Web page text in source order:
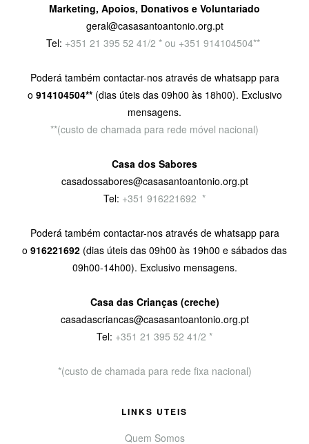
Marketing, Apoios, Donativos e Voluntariado
geral@casasantoantonio.org.pt
Tel: +351 21 395 52 41/2 * ou +351 914104504**
Poderá também contactar-nos através de whatsapp para
o 914104504** (dias úteis das 09h00 às 18h00). Exclusivo
mensagens.
**(custo de chamada para rede móvel nacional)
Casa dos Sabores
casadossabores@casasantoantonio.org.pt
Tel: +351 916221692 *
Poderá também contactar-nos através de whatsapp para
o 916221692 (dias úteis das 09h00 às 19h00 e sábados das
09h00-14h00). Exclusivo mensagens.
Casa das Crianças (creche)
casadascriancas@casasantoantonio.org.pt
Tel: +351 21 395 52 41/2 *
*(custo de chamada para rede fixa nacional)
LINKS UTEIS
Quem Somos